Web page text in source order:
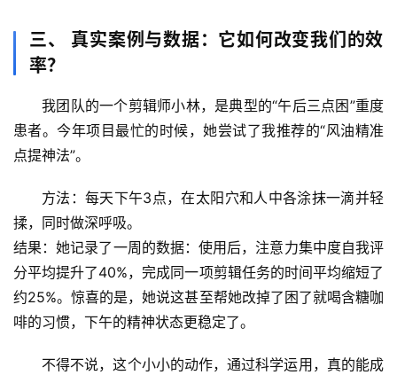
史
档
宇
宙
生
活
科
学
三、 真实案例与数据：它如何改变我们的效
率？
我团队的一个剪辑师小林，是典型的“午后三点困”重度
患者。今年项目最忙的时候，她尝试了我推荐的“风油精准
点提神法”。
方法 ：每天下午3点，在太阳穴和人中各涂抹一滴并轻
揉，同时做深呼吸。
结果 ：她记录了一周的数据：使用后，注意力集中度自我评
分平均提升了40%，完成同一项剪辑任务的时间平均缩短了
约25%。惊喜的是，她说这甚至帮她改掉了困了就喝含糖咖
啡的习惯，下午的精神状态更稳定了。
不得不说，这个小小的动作，通过科学运用，真的能成